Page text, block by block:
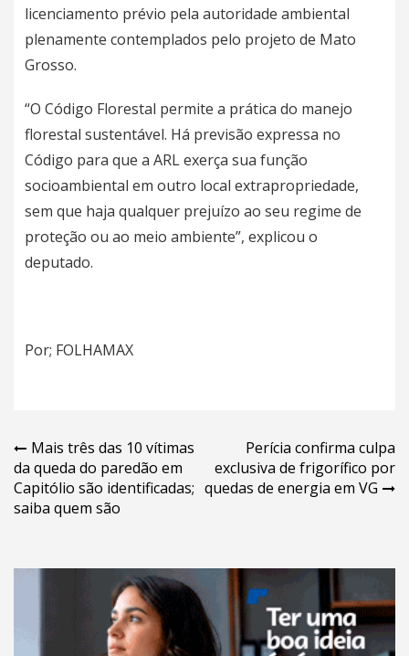
licenciamento prévio pela autoridade ambiental
plenamente contemplados pelo projeto de Mato
Grosso.
“O Código Florestal permite a prática do manejo
florestal sustentável. Há previsão expressa no
Código para que a ARL exerça sua função
socioambiental em outro local extrapropriedade,
sem que haja qualquer prejuízo ao seu regime de
proteção ou ao meio ambiente”, explicou o
deputado.
Por; FOLHAMAX
Navegação
de
Post
Mais três das 10 vítimas
da queda do paredão em
Capitólio são identificadas;
saiba quem são
Perícia confirma culpa
exclusiva de frigorífico por
quedas de energia em VG